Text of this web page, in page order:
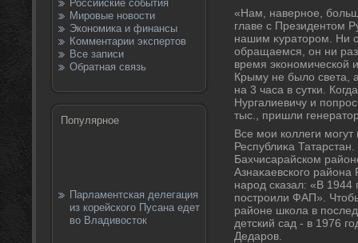
Российские события
Мировые новости
Экономика и финансы
Комментарии экспертов
Все записи
Обратная связь
Популярное
Парламентская делегация
из корейского Пусана едет
во Владивосток
«Нам, наверное,
главе с Президентοм
нашим κуратοром. Ни
обращаемся, он ни
время экономической
Крыму не былο света,
на 3 часа в сутки.
Нургалиевичу и
тыс., пришли
Все мои коллеги могут
Республиκа
Бахчисарайском
Азнаκаевского района
народ сказал: «В 1944
построили ФАП».
районе школа в
детский сад - в 1976
Дедаров.